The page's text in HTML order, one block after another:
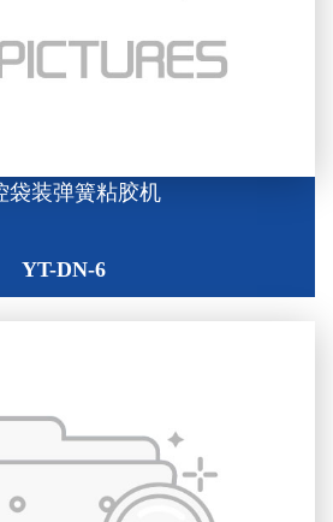
袋装弹簧粘胶机
YT-DN-6